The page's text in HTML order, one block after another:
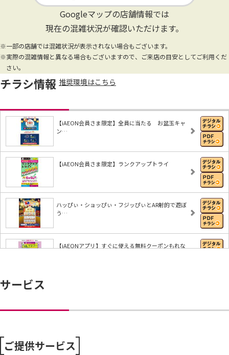
Googleマップの店舗情報では
現在の混雑状況が確認いただけます。
※一部の店舗では混雑状況が表示されない場合もございます。
※実際の混雑情報と異なる場合もございますので、ご来店の目安としてご利用くだ
さい。
チラシ情報 推奨環境はこちら
【iAEON会員さま限定】全員に当たる お盆玉キャ
ン…
【iAEON会員さま限定】ランクアップトライ
ハッぴぃ・ショッぴぃ・フジッぴぃとAR射的で遊ぼ
う…
【iAEONアプリ】すぐに使える無料クーポンもれな
サービス
ご提供サービス